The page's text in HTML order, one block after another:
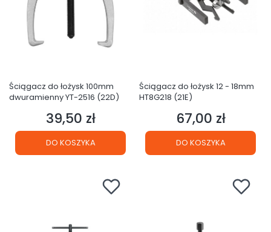
Ściągacz do łożysk 100mm
dwuramienny YT-2516 (22D)
Cena
39,50 zł
DO KOSZYKA
Ściągacz do łożysk 12 - 18mm
HT8G218 (21E)
Cena
67,00 zł
DO KOSZYKA